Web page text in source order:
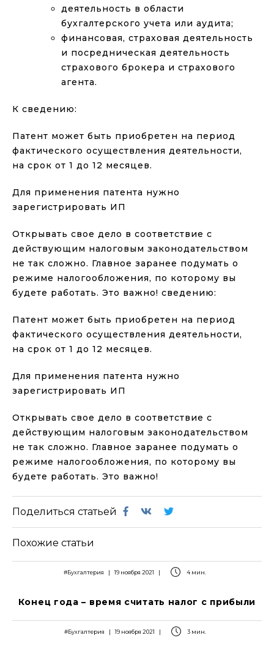
деятельность в области
бухгалтерского учета или аудита;
финансовая, страховая деятельность
и посредническая деятельность
страхового брокера и страхового
агента.
К сведению:
Патент может быть приобретен на период
фактического осуществления деятельности,
на срок от 1 до 12 месяцев.
Для применения патента нужно
зарегистрировать ИП
Открывать свое дело в соответствие с
действующим налоговым законодательством
не так сложно. Главное заранее подумать о
режиме налогообложения, по которому вы
будете работать. Это важно! сведению:
Патент может быть приобретен на период
фактического осуществления деятельности,
на срок от 1 до 12 месяцев.
Для применения патента нужно
зарегистрировать ИП
Открывать свое дело в соответствие с
действующим налоговым законодательством
не так сложно. Главное заранее подумать о
режиме налогообложения, по которому вы
будете работать. Это важно!
Поделиться статьей
Похожие статьи
#Бухгалтерия | 19 ноября 2021 | 4 мин.
Конец года – время считать налог с прибыли
#Бухгалтерия | 19 ноября 2021 | 3 мин.